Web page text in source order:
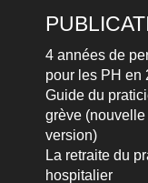
4 années de
pour les PH en
Guide du
grève (nouvelle
version)
La retraite du
hospitalier